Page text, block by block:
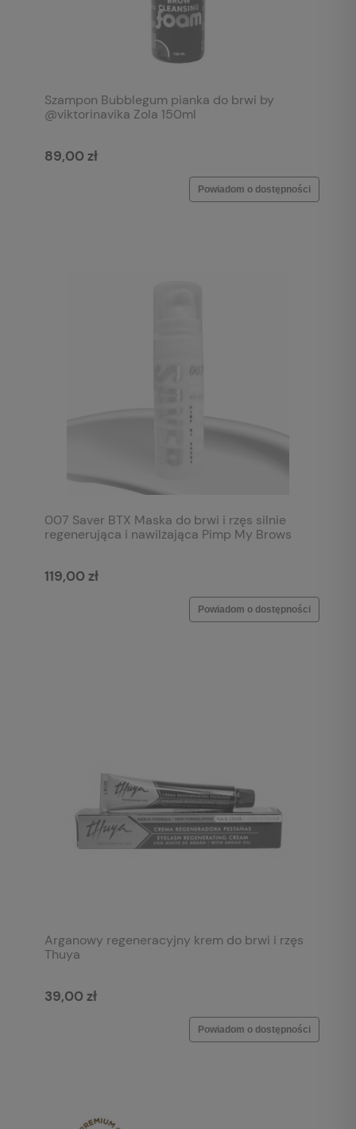
Szampon Bubblegum pianka do brwi by
@viktorinavika Zola 150ml
89,00 zł
Powiadom o dostępności
007 Saver BTX Maska do brwi i rzęs silnie
regenerująca i nawilżająca Pimp My Brows
119,00 zł
Powiadom o dostępności
Arganowy regeneracyjny krem do brwi i rzęs
Thuya
39,00 zł
Powiadom o dostępności